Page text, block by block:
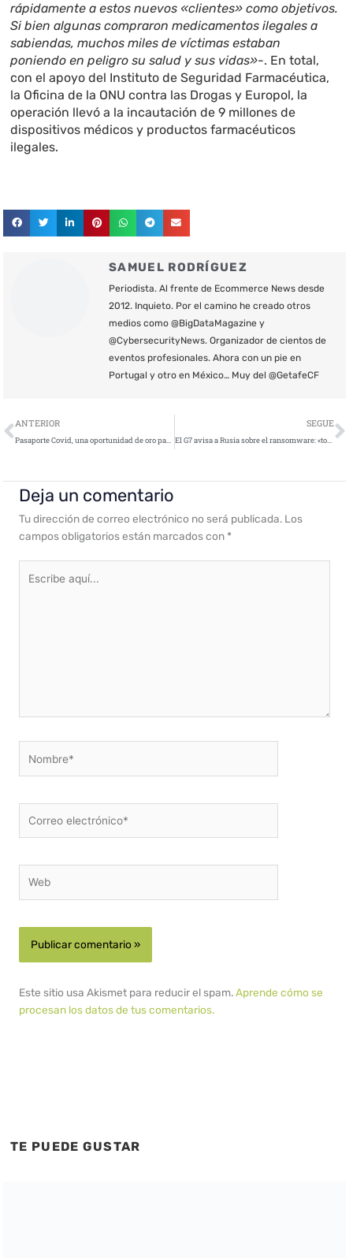
rápidamente a estos nuevos «clientes» como objetivos.
Si bien algunas compraron medicamentos ilegales a
sabiendas, muchos miles de víctimas estaban
poniendo en peligro su salud y sus vidas»-. En total,
con el apoyo del Instituto de Seguridad Farmacéutica,
la Oficina de la ONU contra las Drogas y Europol, la
operación llevó a la incautación de 9 millones de
dispositivos médicos y productos farmacéuticos
ilegales.
SAMUEL RODRÍGUEZ
Periodista. Al frente de Ecommerce News desde
2012. Inquieto. Por el camino he creado otros
medios como @BigDataMagazine y
@CybersecurityNews. Organizador de cientos de
eventos profesionales. Ahora con un pie en
Portugal y otro en México… Muy del @GetafeCF
Ant
ANTERIOR
Pasaporte Covid, una oportunidad de oro para el cibercrimen
SEGUE
El G7 avisa a Rusia sobre el ransomware: «tome medidas enérgicas»
Deja un comentario
Tu dirección de correo electrónico no será publicada. Los
campos obligatorios están marcados con *
aquí...
electrónico*
Este sitio usa Akismet para reducir el spam.Aprende cómo se
procesan los datos de tus comentarios.
TE PUEDE GUSTAR